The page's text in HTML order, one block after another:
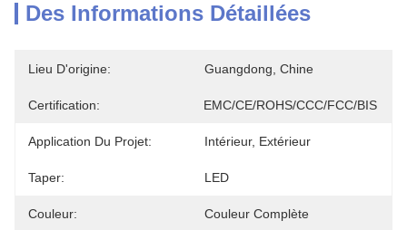
Des Informations Détaillées
Lieu D'origine: Guangdong, Chine
Certification: EMC/CE/ROHS/CCC/FCC/BIS
Application Du Projet: Intérieur, Extérieur
Taper: LED
Couleur: Couleur Complète